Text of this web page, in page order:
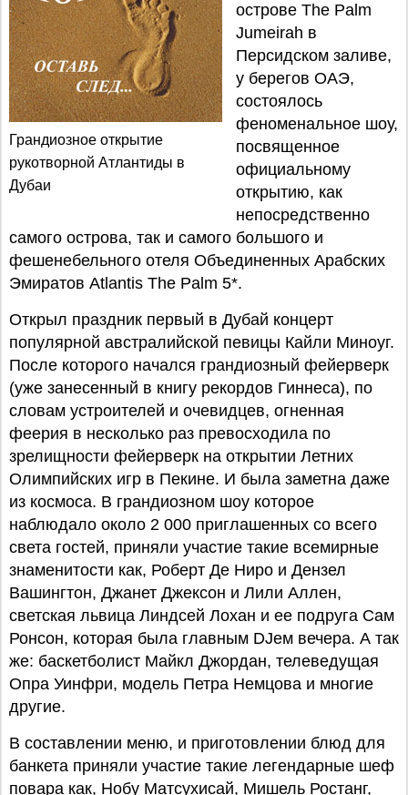
Грандиозное открытие
рукотворной Атлантиды в
Дубаи
острове The Palm
Jumeirah в
Персидском заливе,
у берегов ОАЭ,
состоялось
феноменальное шоу,
посвященное
официальному
открытию, как
непосредственно
самого острова, так и самого большого и
фешенебельного отеля Объединенных Арабских
Эмиратов Atlantis The Palm 5*.
Открыл праздник первый в Дубай концерт
популярной австралийской певицы Кайли Миноуг.
После которого начался грандиозный фейерверк
(уже занесенный в книгу рекордов Гиннеса), по
словам устроителей и очевидцев, огненная
феерия в несколько раз превосходила по
зрелищности фейерверк на открытии Летних
Олимпийских игр в Пекине. И была заметна даже
из космоса. В грандиозном шоу которое
наблюдало около 2 000 приглашенных со всего
света гостей, приняли участие такие всемирные
знаменитости как, Роберт Де Ниро и Дензел
Вашингтон, Джанет Джексон и Лили Аллен,
светская львица Линдсей Лохан и ее подруга Сам
Ронсон, которая была главным DJем вечера. А так
же: баскетболист Майкл Джордан, телеведущая
Опра Уинфри, модель Петра Немцова и многие
другие.
В составлении меню, и приготовлении блюд для
банкета приняли участие такие легендарные шеф
повара как, Нобу Матсухисай, Мишель Ростанг,